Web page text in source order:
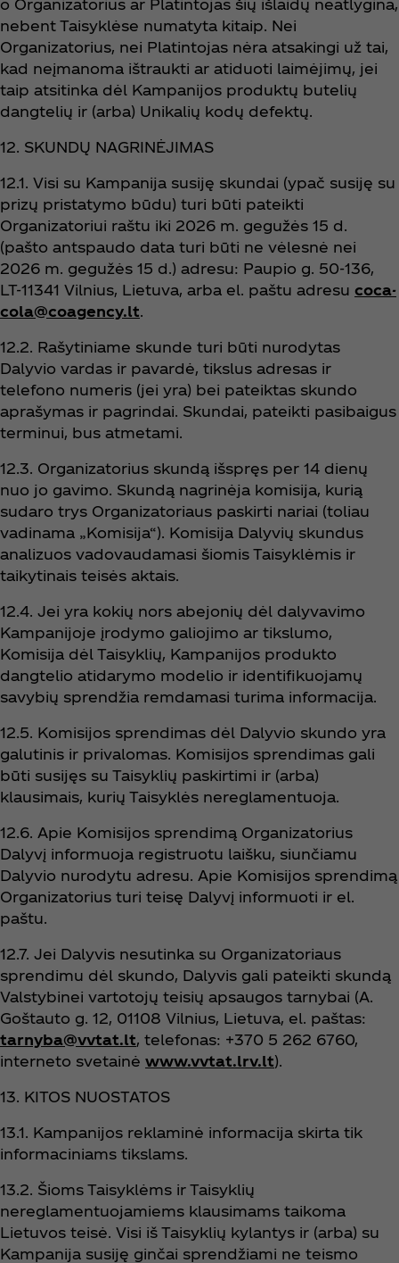
o Organizatorius ar Platintojas šių išlaidų neatlygina,
nebent Taisyklėse numatyta kitaip. Nei
Organizatorius, nei Platintojas nėra atsakingi už tai,
kad neįmanoma ištraukti ar atiduoti laimėjimų, jei
taip atsitinka dėl Kampanijos produktų butelių
dangtelių ir (arba) Unikalių kodų defektų.
12. SKUNDŲ NAGRINĖJIMAS
12.1. Visi su Kampanija susiję skundai (ypač susiję su
prizų pristatymo būdu) turi būti pateikti
Organizatoriui raštu iki 2026 m. gegužės 15 d.
(pašto antspaudo data turi būti ne vėlesnė nei
2026 m. gegužės 15 d.) adresu: Paupio g. 50-136,
LT-11341 Vilnius, Lietuva, arba el. paštu adresu coca-
cola@coagency.lt.
12.2. Rašytiniame skunde turi būti nurodytas
Dalyvio vardas ir pavardė, tikslus adresas ir
telefono numeris (jei yra) bei pateiktas skundo
aprašymas ir pagrindai. Skundai, pateikti pasibaigus
terminui, bus atmetami.
12.3. Organizatorius skundą išspręs per 14 dienų
nuo jo gavimo. Skundą nagrinėja komisija, kurią
sudaro trys Organizatoriaus paskirti nariai (toliau
vadinama „Komisija“). Komisija Dalyvių skundus
analizuos vadovaudamasi šiomis Taisyklėmis ir
taikytinais teisės aktais.
12.4. Jei yra kokių nors abejonių dėl dalyvavimo
Kampanijoje įrodymo galiojimo ar tikslumo,
Komisija dėl Taisyklių, Kampanijos produkto
dangtelio atidarymo modelio ir identifikuojamų
savybių sprendžia remdamasi turima informacija.
12.5. Komisijos sprendimas dėl Dalyvio skundo yra
galutinis ir privalomas. Komisijos sprendimas gali
būti susijęs su Taisyklių paskirtimi ir (arba)
klausimais, kurių Taisyklės nereglamentuoja.
12.6. Apie Komisijos sprendimą Organizatorius
Dalyvį informuoja registruotu laišku, siunčiamu
Dalyvio nurodytu adresu. Apie Komisijos sprendimą
Organizatorius turi teisę Dalyvį informuoti ir el.
paštu.
12.7. Jei Dalyvis nesutinka su Organizatoriaus
sprendimu dėl skundo, Dalyvis gali pateikti skundą
Valstybinei vartotojų teisių apsaugos tarnybai (A.
Goštauto g. 12, 01108 Vilnius, Lietuva, el. paštas:
tarnyba@vvtat.lt, telefonas: +370 5 262 6760,
interneto svetainė www.vvtat.lrv.lt).
13. KITOS NUOSTATOS
13.1. Kampanijos reklaminė informacija skirta tik
informaciniams tikslams.
13.2. Šioms Taisyklėms ir Taisyklių
nereglamentuojamiems klausimams taikoma
Lietuvos teisė. Visi iš Taisyklių kylantys ir (arba) su
Kampanija susiję ginčai sprendžiami ne teismo